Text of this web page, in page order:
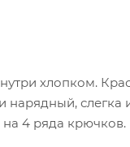
хлопком.
нарядный,
4 ряда крючков.